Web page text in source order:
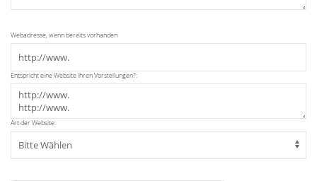
Webadresse, wenn bereits vorhanden
Entspricht eine Website Ihren Vorstellungen?:
Art der Website: